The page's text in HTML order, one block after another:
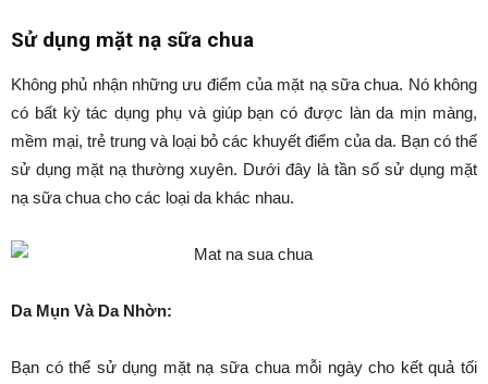
Sử dụng mặt nạ sữa chua
Không phủ nhận những ưu điểm của mặt nạ sữa chua. Nó không
có bất kỳ tác dụng phụ và giúp bạn có được làn da mịn màng,
mềm mại, trẻ trung và loại bỏ các khuyết điểm của da. Bạn có thể
sử dụng mặt nạ thường xuyên. Dưới đây là tần số sử dụng mặt
nạ sữa chua cho các loại da khác nhau.
Da Mụn Và Da Nhờn:
Bạn có thể sử dụng mặt nạ sữa chua mỗi ngày cho kết quả tối